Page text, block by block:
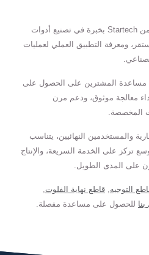
آلة قطع التحميل التلقائيمدعوم من Startech بخبرة في تصنيع أدوات
ومعرفة التطبيق العملي لعمليات
مساعدة المشترين على الحصول على
معالجة موثوق، ودعم مرن
والمستخدمين النهائيين، يتناسب
تركز على الخدمة السريعة، والإنتاج
على المدى الطويل.
التوجيه, قاطع نهاية الفلوت,
للحصول على مساعدة مفصلة.